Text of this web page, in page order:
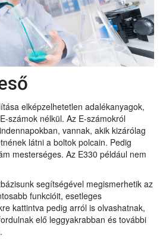
elképzelhetetlen adalékanyagok,
számok nélkül. Az E-számokról
vannak, akik kizárólag
látni a boltok polcain. Pedig
mesterséges. Az E330 például nem
segítségével megismerhetik az
funkcióit, esetleges
kattintva pedig arról is olvashatnak,
elő leggyakrabban és további